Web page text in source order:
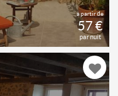
à partir de
57 €
par nuit